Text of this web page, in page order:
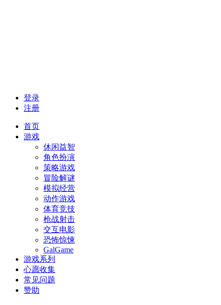
登录
注册
首页
游戏
休闲益智
角色扮演
策略游戏
冒险解谜
模拟经营
动作游戏
体育竞技
枪战射击
交互电影
恐怖惊悚
GalGame
游戏系列
心愿收集
常见问题
赞助